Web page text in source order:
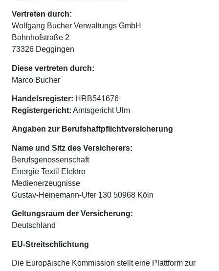
Vertreten durch:
Wolfgang Bucher Verwaltungs GmbH
Bahnhofstraße 2
73326 Deggingen
Diese vertreten durch:
Marco Bucher
Handelsregister: HRB541676
Registergericht: Amtsgericht Ulm
Angaben zur Berufs­haftpflicht­versicherung
Name und Sitz des Versicherers:
Berufsgenossenschaft
Energie Textil Elektro
Medienerzeugnisse
Gustav-Heinemann-Ufer 130 50968 Köln
Geltungsraum der Versicherung:
Deutschland
EU-Streitschlichtung
Die Europäische Kommission stellt eine Plattform zur